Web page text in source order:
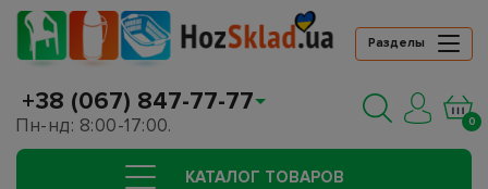
Разделы
+38 (067) 847-77-77
Пн-нд: 8:00-17:00. 0
КАТАЛОГ ТОВАРОВ